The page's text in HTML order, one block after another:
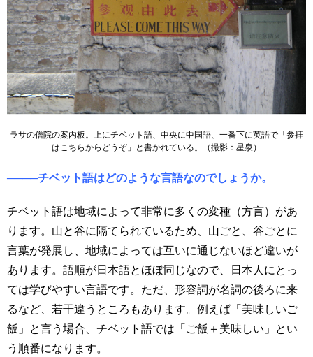
ラサの僧院の案内板。上にチベット語、中央に中国語、一番下に英語で「参拝
はこちらからどうぞ」と書かれている。（撮影：星泉）
────チベット語はどのような言語なのでしょうか。
チベット語は地域によって非常に多くの変種（方言）があ
ります。山と谷に隔てられているため、山ごと、谷ごとに
言葉が発展し、地域によっては互いに通じないほど違いが
あります。語順が日本語とほぼ同じなので、日本人にとっ
ては学びやすい言語です。ただ、形容詞が名詞の後ろに来
るなど、若干違うところもあります。例えば「美味しいご
飯」と言う場合、チベット語では「ご飯＋美味しい」とい
う順番になります。